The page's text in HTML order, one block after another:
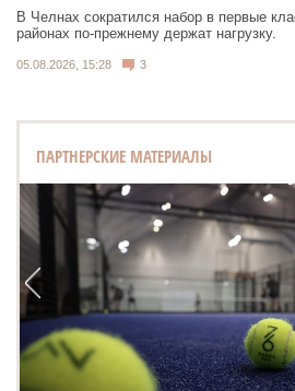
В Челнах сократился набор в первые
районах по-прежнему держат нагрузку.
05.08.2026, 15:28 3
ПАРТНЕРСКИЕ МАТЕРИАЛЫ